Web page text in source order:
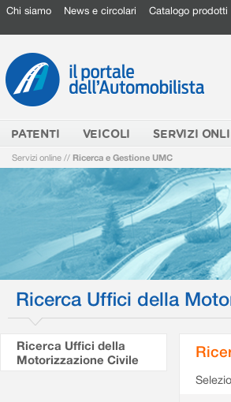
Chi siamo News e circolari Catalogo prodotti
PATENTI VEICOLI SERVIZI
Servizi online // Ricerca e Gestione UMC
Ricerca Uffici della
Ricerca Uffici della
Motorizzazione Civile